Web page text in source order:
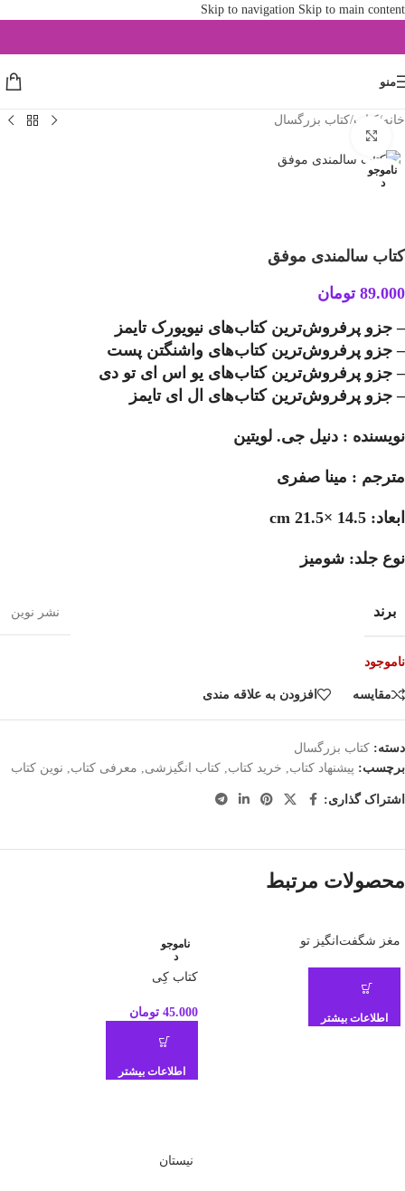
Skip to navigation Skip to main content
منو
خانه/کتاب/کتاب بزرگسال
ناموجو
د
کتاب سالمندی موفق
89.000 تومان
– جزو پرفروش‌ترین کتاب‌های نیویورک تایمز
– جزو پرفروش‌ترین کتاب‌های واشنگتن پست
– جزو پرفروش‌ترین کتاب‌های یو اس ای تو دی
– جزو پرفروش‌ترین کتاب‌های ال ای تایمز
نویسنده : دنیل جی. لویتین
مترجم : مینا صفری
ابعاد: 14.5 ×21.5 cm
نوع جلد: شومیز
برند نشر نوین
ناموجود
مقایسه افزودن به علاقه مندی
دسته: کتاب بزرگسال
برچسب: پیشنهاد کتاب, خرید کتاب, کتاب انگیزشی, معرفی کتاب, نوین کتاب
اشتراک گذاری:
محصولات مرتبط
مغز شگفت‌انگیز تو
اطلاعات بیشتر
ناموجو
د
کتاب کِی
45.000 تومان
اطلاعات بیشتر
نیستان